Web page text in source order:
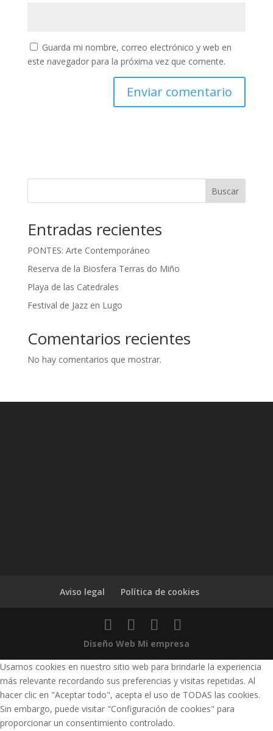
Guarda mi nombre, correo electrónico y web en
este navegador para la próxima vez que comente.
Buscar
Entradas recientes
PONTES: Arte Contemporáneo
Reserva de la Biosfera Terras do Miño
Playa de las Catedrales
Festival de Jazz en Lugo
Comentarios recientes
No hay comentarios que mostrar.
Aviso legal Política de cookies
Diseño Web Mi empresa
Usamos cookies en nuestro sitio web para brindarle la experiencia
más relevante recordando sus preferencias y visitas repetidas. Al
hacer clic en "Aceptar todo", acepta el uso de TODAS las cookies.
Sin embargo, puede visitar "Configuración de cookies" para
proporcionar un consentimiento controlado.